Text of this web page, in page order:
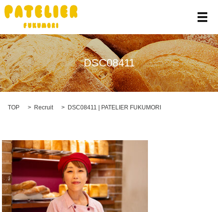
メ
DSC08411
TOP Recruit DSC08411 | PATELIER FUKUMORI